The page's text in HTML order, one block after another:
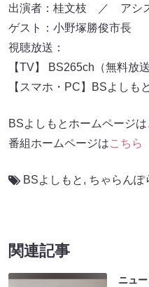
出演者：桂文枝 ／ アシ
ゲスト：小野塚勝俊市長
視聴放送：
【TV】 BS265ch（無料放送
【スマホ・PC】BSよしも
BSよしもとホームページは
番組ホームページはこちら
BSよしもと , ちゃらんぽ
関連記事
ニュ